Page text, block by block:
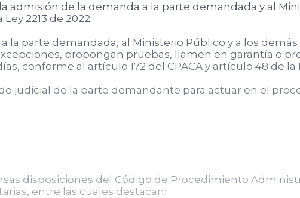
admisión de la demanda a la parte demandada y al
Ley 2213 de 2022.
la parte demandada, al Ministerio Público y a los
propongan pruebas, llamen en garantía o
conforme al artículo 172 del CPACA y artículo 48 de la
judicial de la parte demandante para actuar en el
disposiciones del Código de Procedimiento
entre las cuales destacan: